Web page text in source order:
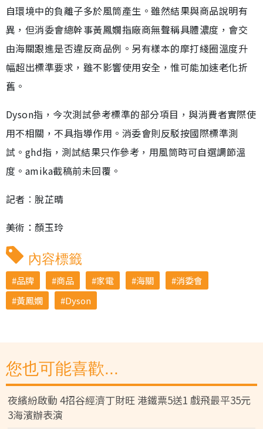
自環境中的負離子多於風筒產生。雖然結果與商品說明有
異，但消委會總幹事黃鳳嫺指廠商無聲稱具體濃度，會交
由海關跟進是否違反商品例。另有樣本的摩打綫圈溫度升
幅超出標準要求，雖不影響使用安全，惟可能加速老化折
舊。
Dyson指，今次測試參考標準的部分項目，與消費者實際使
用不相關，不具指導作用。消委會則反駁按國際標準測
試。ghd指，測試結果只作參考，用風筒時可自選調節溫
度。amika截稿前未回覆。
記者︰脫芷晴
美術：顏玉玲
內容標籤
品牌 商品 家電 海關
消委會
黃鳳嫺
Dyson
您也可能喜歡...
夜繽紛啟動 4招谷經濟丁財旺 港鐵票5送1 戲飛最平35元
3海濱辦表演